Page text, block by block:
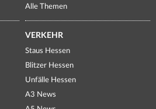
Alle Themen
VERKEHR
Staus Hessen
Blitzer Hessen
Unfälle Hessen
A3 News